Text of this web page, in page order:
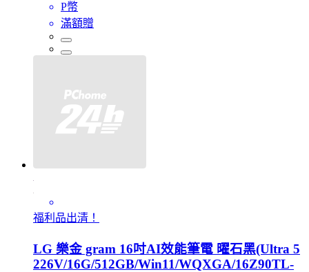
P幣
滿額贈
福利品出清！
LG 樂金 gram 16吋AI效能筆電 曜石黑(Ultra 5
226V/16G/512GB/Win11/WQXGA/16Z90TL-